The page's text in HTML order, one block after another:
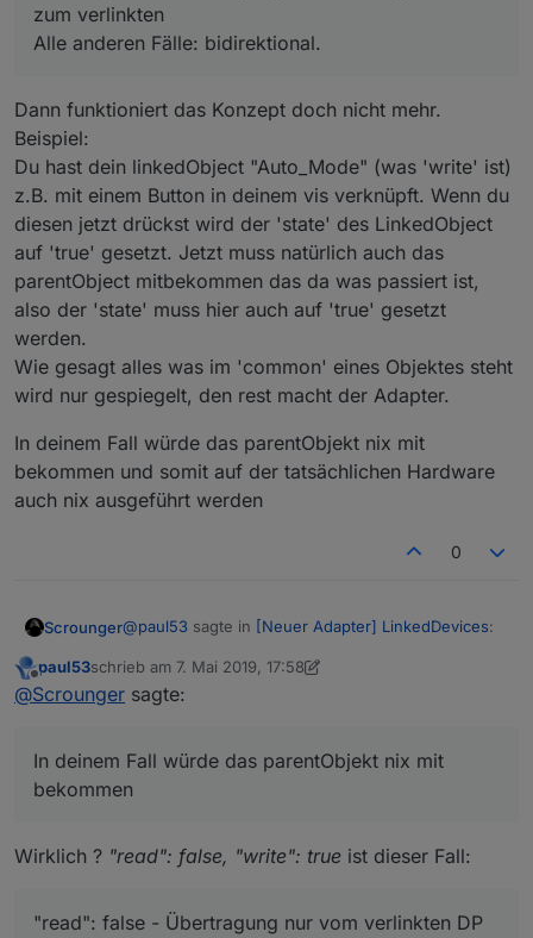
zum verlinkten
Alle anderen Fälle: bidirektional.
Dann funktioniert das Konzept doch nicht mehr.
Beispiel:
Du hast dein linkedObject "Auto_Mode" (was 'write' ist)
z.B. mit einem Button in deinem vis verknüpft. Wenn du
diesen jetzt drückst wird der 'state' des LinkedObject
auf 'true' gesetzt. Jetzt muss natürlich auch das
parentObject mitbekommen das da was passiert ist,
also der 'state' muss hier auch auf 'true' gesetzt
werden.
Wie gesagt alles was im 'common' eines Objektes steht
wird nur gespiegelt, den rest macht der Adapter.
In deinem Fall würde das parentObjekt nix mit
bekommen und somit auf der tatsächlichen Hardware
auch nix ausgeführt werden
0
Scrounger@paul53 sagte in [Neuer Adapter] LinkedDevices:
@Scrounger
Fix hab ich hoch geladen
sinnvoll wäre:
Beispiel:
ist) z.B. mit einem Button in deinem vis verknüpft.
LinkedObject auf 'true' gesetzt. Jetzt muss natürlich
auch das parentObject mitbekommen das da was
'true' gesetzt werden.
bekommen und somit auf der tatsächlichen
Offline
paul53schrieb am 7. Mai 2019, 17:58
zuletzt editiert von paul535. Juli 2019, 19:59
@Scrounger sagte:
In deinem Fall würde das parentObjekt nix mit
bekommen
Wirklich ? "read": false, "write": true ist dieser Fall:
"read": false - Übertragung nur vom verlinkten DP